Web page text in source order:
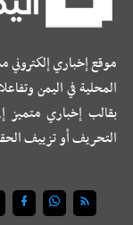
موقع إخباري
المحلية في اليمن
بقالب إخباري متميز
التحريف أو تزييف